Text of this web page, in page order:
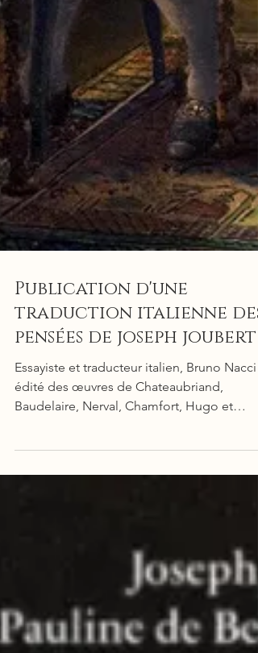
Publication d'une
traduction italienne des
Essayiste et traducteur italien, Bruno Nacci a
édité des œuvres de Chateaubriand,